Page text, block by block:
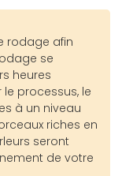
rodage afin
se
heures
processus, le
à un niveau
riches en
seront
de votre